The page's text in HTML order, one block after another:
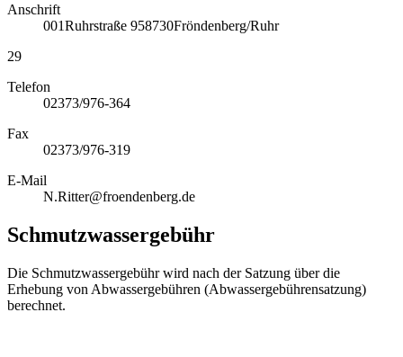
Anschrift
001Ruhrstraße 958730Fröndenberg/Ruhr
29
Telefon
02373/976-364
Fax
02373/976-319
E-Mail
N.Ritter@froendenberg.de
Schmutzwassergebühr
Die Schmutzwassergebühr wird nach der Satzung über die
Erhebung von Abwassergebühren (Abwassergebührensatzung)
berechnet.